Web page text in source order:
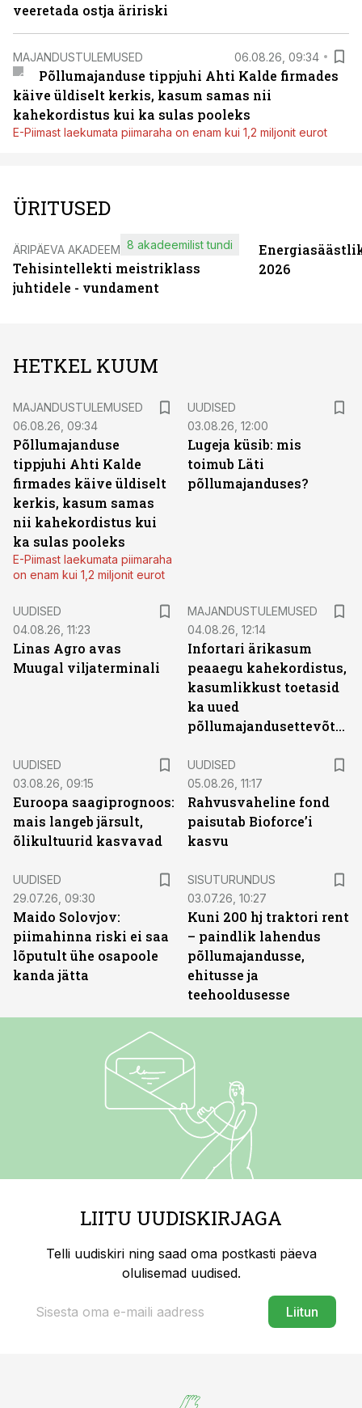
veeretada ostja äririski
MAJANDUSTULEMUSED 06.08.26, 09:34
Põllumajanduse tippjuhi Ahti Kalde firmades
käive üldiselt kerkis, kasum samas nii
kahekordistus kui ka sulas pooleks
E-Piimast laekumata piimaraha on enam kui 1,2 miljonit eurot
ÜRITUSED
ÄRIPÄEVA AKADEEMIA
Tehisintellekti meistriklass
juhtidele - vundament
8 akadeemilist tundi
2026
HETKEL KUUM
MAJANDUSTULEMUSED
06.08.26, 09:34
Põllumajanduse
tippjuhi Ahti Kalde
firmades käive üldiselt
kerkis, kasum samas
nii kahekordistus kui
ka sulas pooleks
E-Piimast laekumata piimaraha
on enam kui 1,2 miljonit eurot
UUDISED
03.08.26, 12:00
Lugeja küsib: mis
toimub Läti
põllumajanduses?
UUDISED
04.08.26, 11:23
Linas Agro avas
Muugal viljaterminali
MAJANDUSTULEMUSED
04.08.26, 12:14
Infortari ärikasum
peaaegu kahekordistus,
kasumlikkust toetasid
ka uued
põllumajandusettevõtted
UUDISED
03.08.26, 09:15
Euroopa saagiprognoos:
mais langeb järsult,
õlikultuurid kasvavad
UUDISED
05.08.26, 11:17
Rahvusvaheline fond
paisutab Bioforce’i
kasvu
UUDISED
29.07.26, 09:30
Maido Solovjov:
piimahinna riski ei saa
lõputult ühe osapoole
kanda jätta
SISUTURUNDUS
03.07.26, 10:27
Kuni 200 hj traktori rent
– paindlik lahendus
põllumajandusse,
ehitusse ja
teehooldusesse
LIITU UUDISKIRJAGA
Telli uudiskiri ning saad oma postkasti päeva
olulisemad uudised.
Liitun